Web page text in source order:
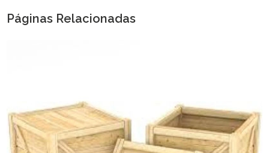
Páginas Relacionadas